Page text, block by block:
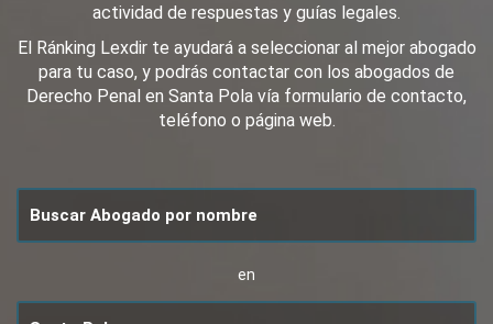
actividad de respuestas y guías legales.
El Ránking Lexdir te ayudará a seleccionar al mejor abogado
para tu caso, y podrás contactar con los abogados de
Derecho Penal en Santa Pola vía formulario de contacto,
teléfono o página web.
en